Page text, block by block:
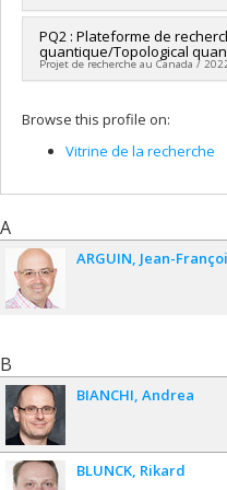
Funding sources:
Grant programs:
regroupements
Lead researcher :Nicolas
Co-researchers :Philippe
Funding sources:
Grant programs:
regroupements stratégiques
PQ2 : Plateforme de
quantique/Topological
Projet de recherche au Canada /
Co-researchers : Philippe St-
Funding sources:Ministère
Browse this profile on:
Vitrine de la recherche
A
ARGUIN Jean-
B
BIANCHI Andrea
BLUNCK Rikard